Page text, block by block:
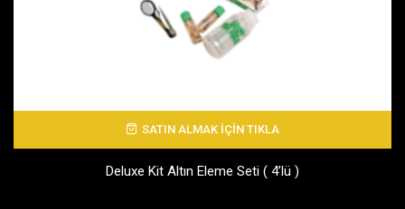
SATIN ALMAK İÇİN TIKLA
Deluxe Kit Altın Eleme Seti ( 4’lü )